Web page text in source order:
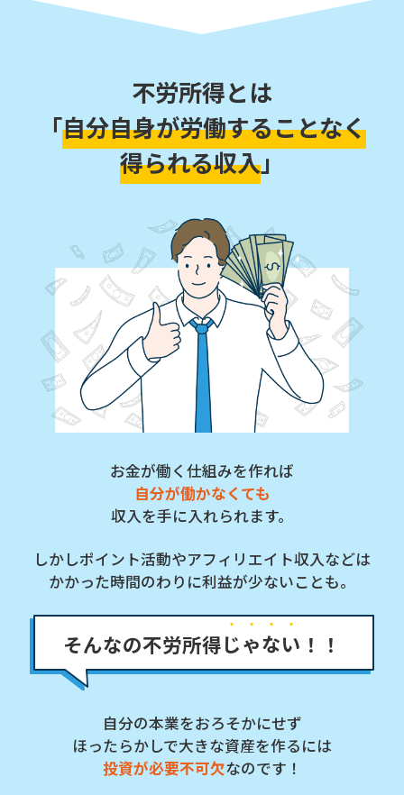
不労所得とは
「自分自身が労働することなく
得られる収入」
お金が働く仕組みを作れば
自分が働かなくても
収入を手に入れられます。
しかしポイント活動やアフィリエイト収入などは
かかった時間のわりに利益が少ないことも。
そんなの不労所得じゃない ！！
自分の本業をおろそかにせず
ほったらかしで大きな資産を作るには
投資が必要不可欠なのです！